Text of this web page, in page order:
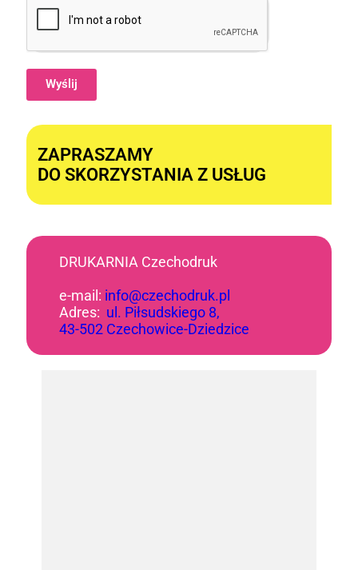
Wyślij
ZAPRASZAMY
DO SKORZYSTANIA Z USŁUG
DRUKARNIA Czechodruk
e-mail: info@czechodruk.pl
Adres: ul. Piłsudskiego 8,
43-502 Czechowice-Dziedzice